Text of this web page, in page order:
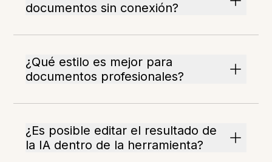
documentos sin conexión?
¿Qué estilo es mejor para
documentos profesionales?
¿Es posible editar el resultado de
la IA dentro de la herramienta?